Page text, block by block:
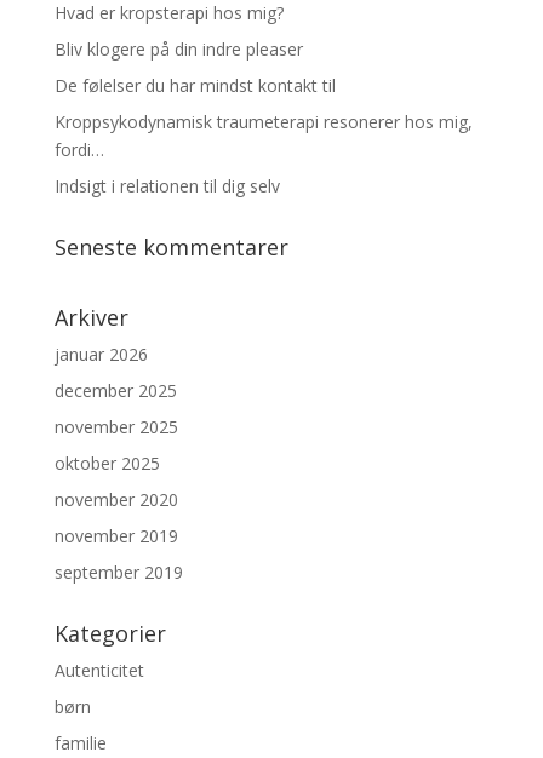
Hvad er kropsterapi hos mig?
Bliv klogere på din indre pleaser
De følelser du har mindst kontakt til
Kroppsykodynamisk traumeterapi resonerer hos mig,
fordi…
Indsigt i relationen til dig selv
Seneste kommentarer
Arkiver
januar 2026
december 2025
november 2025
oktober 2025
november 2020
november 2019
september 2019
Kategorier
Autenticitet
børn
familie